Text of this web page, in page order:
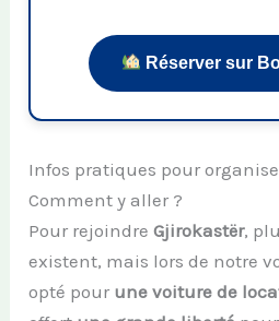
Réserver sur
Infos pratiques pour
Comment y aller ?
Pour rejoindreGjirokastër,
existent, mais lors de notre
opté pour une voiture de